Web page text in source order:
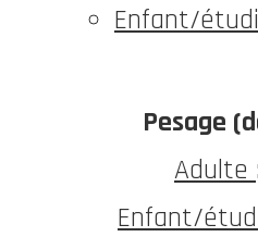
Enfant/
Pesage
Adulte
Enfant/